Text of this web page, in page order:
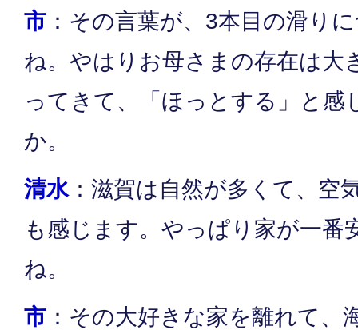
市 ：その言葉が、3本目の滑り
ね。やはりお母さまの存在は大
ってきて、「ほっとする」と感
か。
清水：滋賀は自然が多くて、空
も感じます。やっぱり家が一番
ね。
市 ：その大好きな家を離れて、